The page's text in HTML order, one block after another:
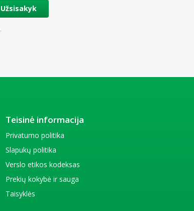
Užsisakyk
Teisinė informacija
Privatumo politika
Slapukų politika
Verslo etikos kodeksas
Prekių kokybė ir sauga
Taisyklės